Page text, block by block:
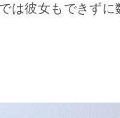
は彼女もできずに